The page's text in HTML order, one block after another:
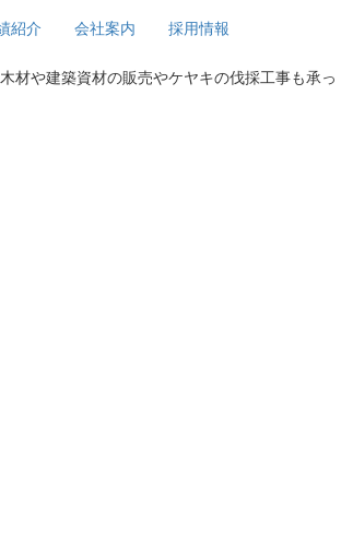
紹介 会社案内 採用情報
材や建築資材の販売やケヤキの伐採工事も承っ